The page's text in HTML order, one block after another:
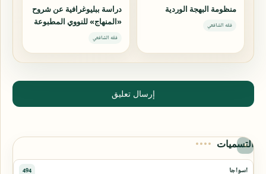
منظومة البهجة الوردية
فقه الشافعي
دراسة ببليوغرافية عن شروح
«المنهاج» للنووي المطبوعة
والمخطوطة والمفقودة
فقه الشافعي
إرسال تعليق
التسميات